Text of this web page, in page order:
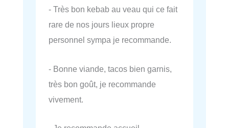
- Très bon kebab au veau qui ce fait
rare de nos jours lieux propre
personnel sympa je recommande.
- Bonne viande, tacos bien garnis,
très bon goût, je recommande
vivement.